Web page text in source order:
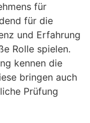
für
für die
und Erfahrung
Rolle spielen.
kennen die
bringen auch
Prüfung